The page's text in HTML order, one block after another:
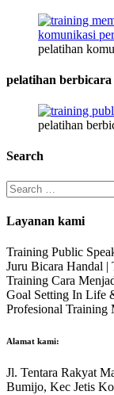
pelatihan
pelatihan
pelatihan
Search
Search
for:
Layanan kami
Training Public
Juru Bicara Handal |
Training Cara
Goal Setting In Life
Profesional Training
Alamat kami:
Jl. Tentara Rakyat
Bumijo, Kec Jetis